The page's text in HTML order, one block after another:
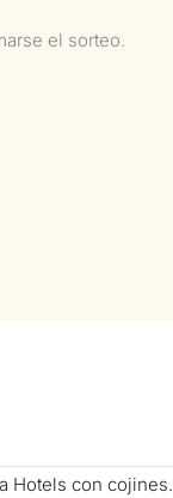
el sorteo.
Hotels con cojines.